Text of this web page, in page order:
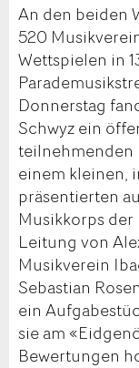
An den beiden
520
Wettspielen in
Donnerstag
Schwyz ein
teilnehmenden
einem kleinen,
präsentierten
Musikkorps
Leitung von
Musikverein
Sebastian
ein
sie am
Bewertungen